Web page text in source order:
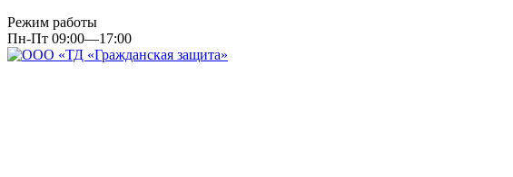
Режим работы
Пн-Пт 09:00—17:00